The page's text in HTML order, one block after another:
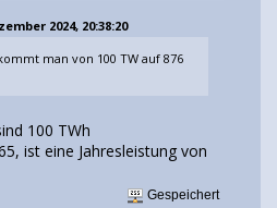
2024, 20:38:20
man von 100 TW auf 876
100 TWh
ist eine Jahresleistung von
Gespeichert